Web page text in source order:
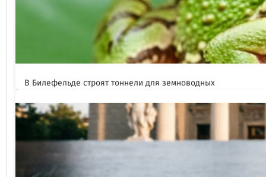
В Билефельде строят тоннели для земноводных